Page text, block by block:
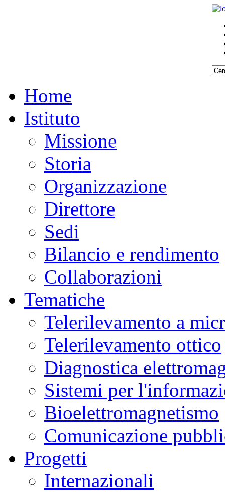
Home
Istituto
Missione
Storia
Organizzazione
Direttore
Sedi
Bilancio e rendimento
Collaborazioni
Tematiche
Telerilevamento a
Telerilevamento ottico
Diagnostica
Sistemi per
Bioelettromagnetismo
Comunicazione
Progetti
Internazionali